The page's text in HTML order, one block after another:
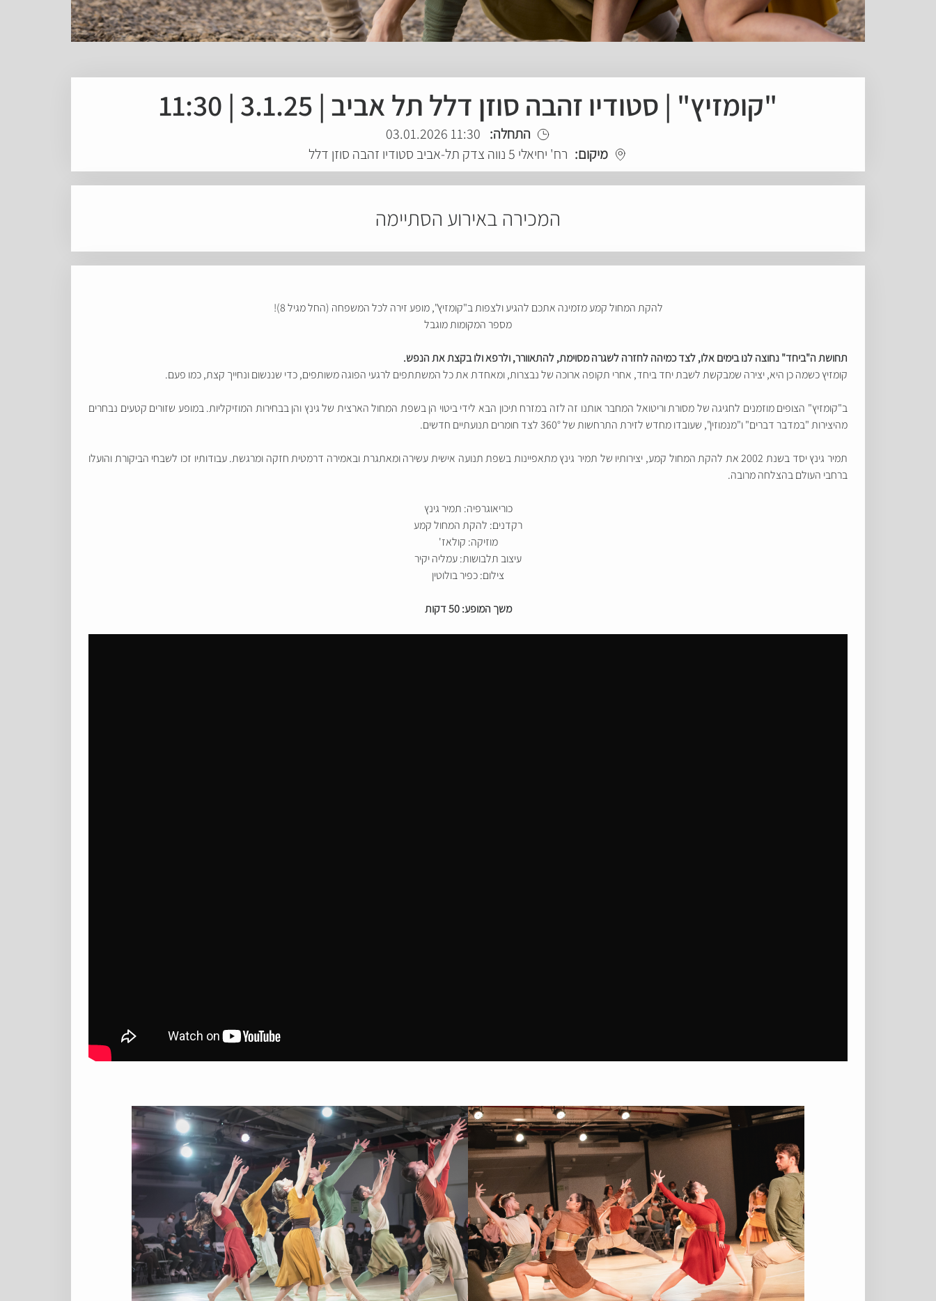
"קומזיץ" | סטודיו זהבה סוזן דלל תל אביב | 3.1.25 | 11:30
התחלה: 11:30 03.01.2026
מיקום: רח' יחיאלי 5 נווה צדק תל-אביב סטודיו זהבה סוזן דלל
המכירה באירוע הסתיימה
להקת המחול קמע מזמינה אתכם להגיע ולצפות ב"קומזיץ", מופע זירה לכל המשפחה (החל מגיל 8)!
מספר המקומות מוגבל
תחושת ה"ביחד" נחוצה לנו בימים אלו, לצד כמיהה לחזרה לשגרה מסוימת, להתאוורר, ולרפא ולו בקצת את הנפש.
קומזיץ כשמה כן היא, יצירה שמבקשת לשבת יחד ביחד, אחרי תקופה ארוכה של נבצרות, ומאחדת את כל המשתתפים לרגעי הפוגה משותפים, כדי שננשום ונחייך קצת, כמו פעם.
ב"קומזיץ" הצופים מוזמנים לחגיגה של מסורת וריטואל המחבר אותנו זה לזה במזרח תיכון הבא לידי ביטוי הן בשפת המחול הארצית של גינץ והן בבחירות המוזיקליות. במופע שזורים קטעים נבחרים
מהיצירות "במדבר דברים" ו"מנמוזין", שעובדו מחדש לזירת התרחשות של 360° לצד חומרים תנועתיים חדשים.
תמיר גינץ יסד בשנת 2002 את להקת המחול קמע, יצירותיו של תמיר גינץ מתאפיינות בשפת תנועה אישית עשירה ומאתגרת ובאמירה דרמטית חזקה ומרגשת. עבודותיו זכו לשבחי הביקורת והועלו
ברחבי העולם בהצלחה מרובה.
כוריאוגרפיה: תמיר גינץ
רקדנים: להקת המחול קמע
מוזיקה: קולאז'
עיצוב תלבושות: עמליה יקיר
צילום: כפיר בולוטין
משך המופע: 50 דקות